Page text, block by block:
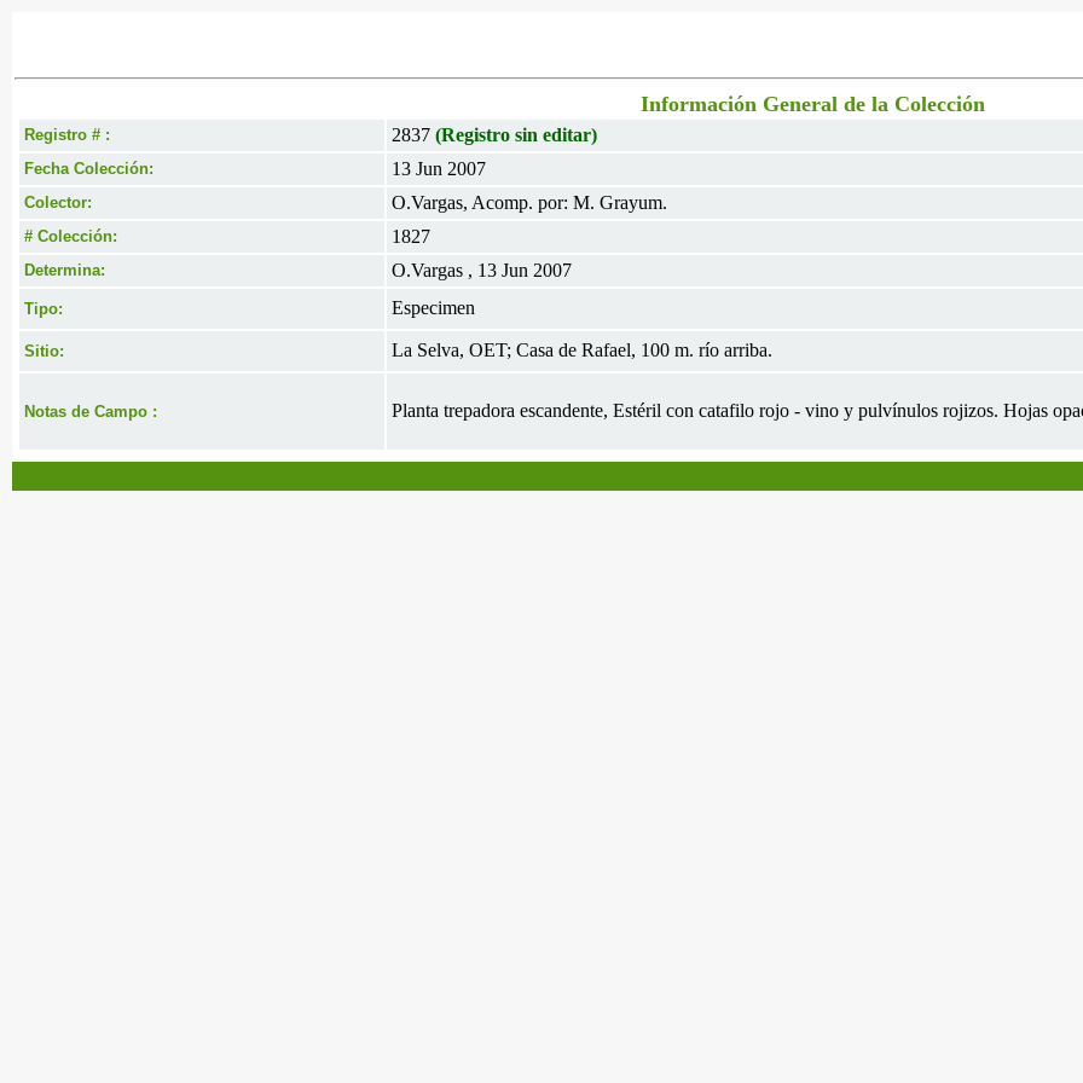
Información General de la Colección
Registro # : 2837 (Registro sin editar)
Fecha Colección: 13 Jun 2007
Colector: O.Vargas, Acomp. por: M. Grayum.
# Colección: 1827
Determina: O.Vargas , 13 Jun 2007
Tipo: Especimen
Sitio: La Selva, OET; Casa de Rafael, 100 m. río arriba.
Notas de Campo : Planta trepadora escandente, Estéril con catafilo rojo - vino y pulvínulos rojizos. Hojas